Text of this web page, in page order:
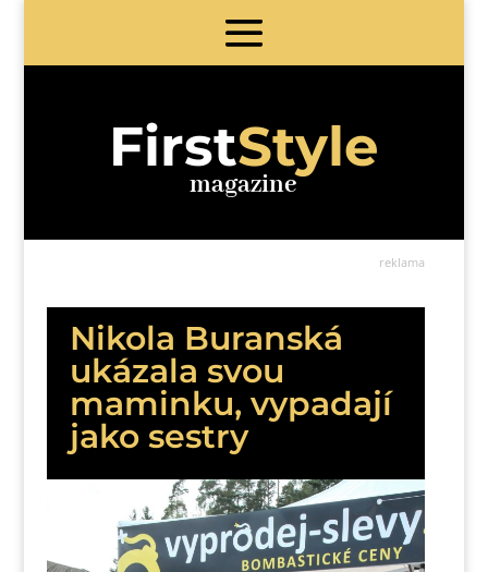
FirstStyle
magazine
reklama
Nikola Buranská
ukázala svou
maminku, vypadají
jako sestry